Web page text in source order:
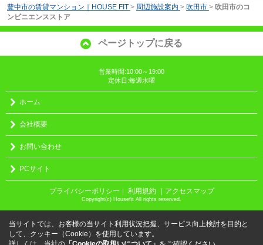
豊中市の賃貸マンション｜HOUSE FIT > 周辺施設案内 > 吹田市 > 吹田市のコ
ンビニエンスストア
ページトップに戻る
営業時間:10:00～19:00
定休日:毎週水曜
ホーム
会社概要
お問い合わせ
PCサイト
プライバシーポリシー ｜ 利用規約 ｜アクセスマップ
Copyright(c) Housefit All rights reserved.
当サイトでは、お客様の当サイト利用状況把握、サービス向上検討を目的と
して、クッキー（Cookie）を使用しています。